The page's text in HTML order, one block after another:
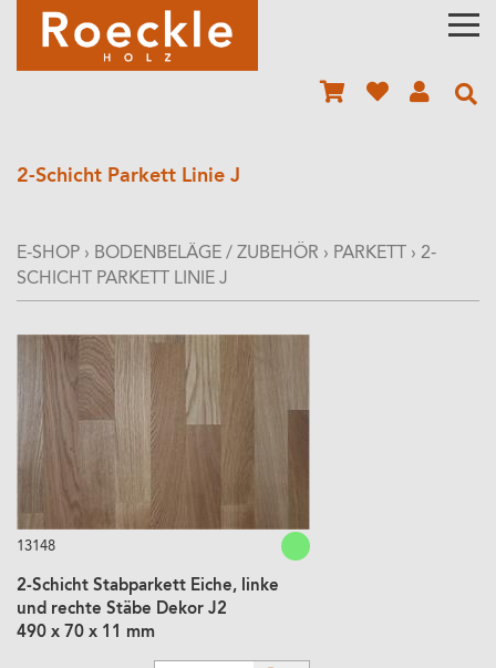
2-Schicht Parkett Linie J
E-SHOP › BODENBELÄGE / ZUBEHÖR › PARKETT › 2-
SCHICHT PARKETT LINIE J
13148
2-Schicht Stabparkett Eiche, linke
und rechte Stäbe Dekor J2
490 x 70 x 11 mm